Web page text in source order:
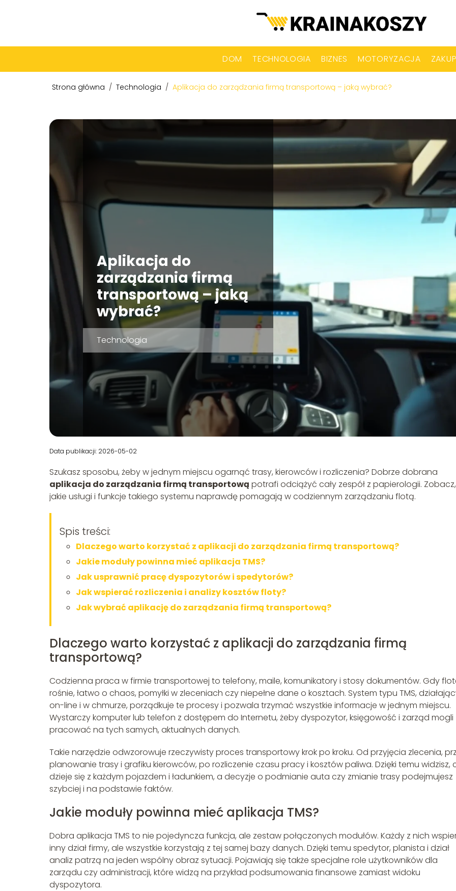
DOM TECHNOLOGIA BIZNES MOTORYZACJA
Strona główna / Technologia / Aplikacja do zarządzania firmą transportową – jaką wybrać?
Aplikacja do
zarządzania firmą
transportową – jaką
wybrać?
Technologia
Data publikacji: 2026-05-02
Szukasz sposobu, żeby w jednym miejscu ogarnąć trasy, kierowców i rozliczenia? Dobrze dobrana
aplikacja do zarządzania firmą transportową potrafi odciążyć cały zespół z papierologii. Zobacz,
jakie usługi i funkcje takiego systemu naprawdę pomagają w codziennym zarządzaniu flotą.
Spis treści:
Dlaczego warto korzystać z aplikacji do zarządzania firmą transportową?
Jakie moduły powinna mieć aplikacja TMS?
Jak usprawnić pracę dyspozytorów i spedytorów?
Jak wspierać rozliczenia i analizy kosztów floty?
Jak wybrać aplikację do zarządzania firmą transportową?
Dlaczego warto korzystać z aplikacji do zarządzania firmą
transportową?
Codzienna praca w firmie transportowej to telefony, maile, komunikatory i stosy dokumentów. Gdy
rośnie, łatwo o chaos, pomyłki w zleceniach czy niepełne dane o kosztach. System typu TMS,
on-line i w chmurze, porządkuje te procesy i pozwala trzymać wszystkie informacje w jednym miejscu.
Wystarczy komputer lub telefon z dostępem do Internetu, żeby dyspozytor, księgowość i zarząd mogli
pracować na tych samych, aktualnych danych.
Takie narzędzie odwzorowuje rzeczywisty proces transportowy krok po kroku. Od przyjęcia zlecenia,
planowanie trasy i grafiku kierowców, po rozliczenie czasu pracy i kosztów paliwa. Dzięki temu widzisz,
dzieje się z każdym pojazdem i ładunkiem, a decyzje o podmianie auta czy zmianie trasy podejmujesz
szybciej i na podstawie faktów.
Jakie moduły powinna mieć aplikacja TMS?
Dobra aplikacja TMS to nie pojedyncza funkcja, ale zestaw połączonych modułów. Każdy z nich
inny dział firmy, ale wszystkie korzystają z tej samej bazy danych. Dzięki temu spedytor, planista i dział
analiz patrzą na jeden wspólny obraz sytuacji. Pojawiają się także specjalne role użytkowników dla
zarządu czy administracji, które widzą na przykład podsumowania finansowe zamiast widoku
dyspozytora.